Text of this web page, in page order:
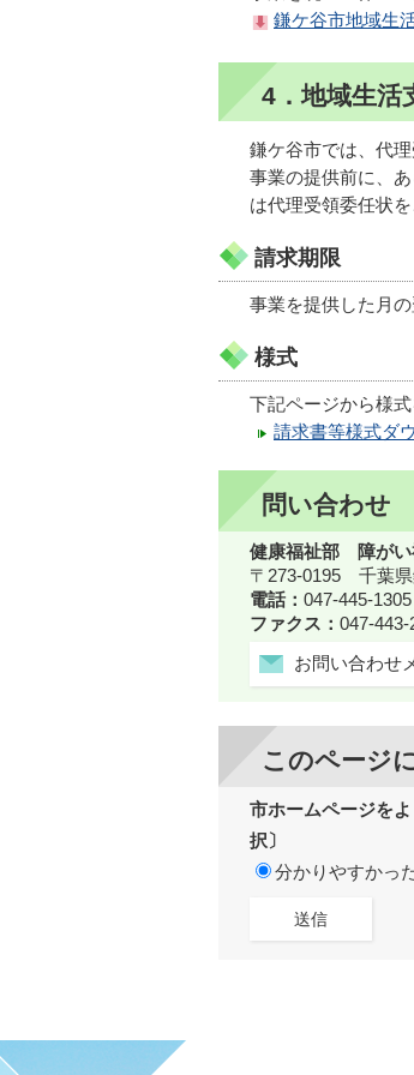
鎌ケ谷市地域生
4．地域生活
鎌ケ谷市では、代
事業の提供前に、
は代理受領委任状
請求期限
事業を提供した月
様式
下記ページから様
請求書等様式ダ
問い合わせ
健康福祉部 障が
〒273-0195 千葉
電話： 047-445-1305
ファクス： 047-443-
お問い合わせ
このページ
市ホームページを
択〕
分かりやすかっ